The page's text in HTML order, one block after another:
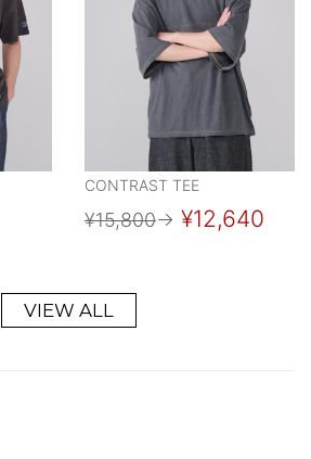
CONTRAST TEE
¥15,800→ ¥12,640
VIEW ALL